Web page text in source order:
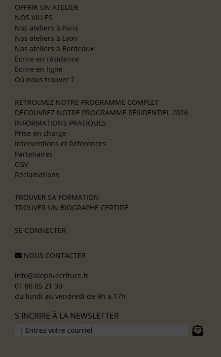
OFFRIR UN ATELIER
NOS VILLES
Nos ateliers à Paris
Nos ateliers à Lyon
Nos ateliers à Bordeaux
Écrire en résidence
Écrire en ligne
Où nous trouver ?
RETROUVEZ NOTRE PROGRAMME COMPLET
DÉCOUVREZ NOTRE PROGRAMME RÉSIDENTIEL 2026
INFORMATIONS PRATIQUES
Prise en charge
Interventions et Références
Partenaires
CGV
Réclamations
TROUVER SA FORMATION
TROUVER UN BIOGRAPHE CERTIFIÉ
SE CONNECTER
NOUS CONTACTER
info@aleph-ecriture.fr
01 80 05 21 30
du lundi au vendredi de 9h à 17h
S'INCRIRE À LA NEWSLETTER